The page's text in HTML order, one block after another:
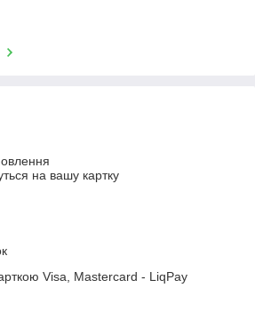
на вашу картку
Visa, Mastercard - LiqPay